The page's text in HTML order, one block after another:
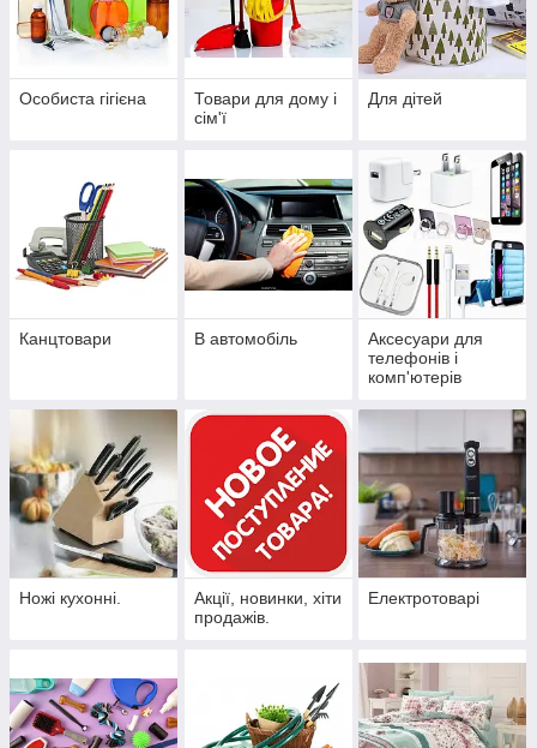
Особиста гігієна
Товари для дому і
сім'ї
Для дітей
Канцтовари В автомобіль
Аксесуари для
телефонів і
комп'ютерів
Ножі кухонні.
Акції, новинки, хіти
продажів.
Електротоварі